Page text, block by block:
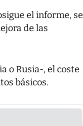
el informe, se
de las
o Rusia-, el coste
básicos.